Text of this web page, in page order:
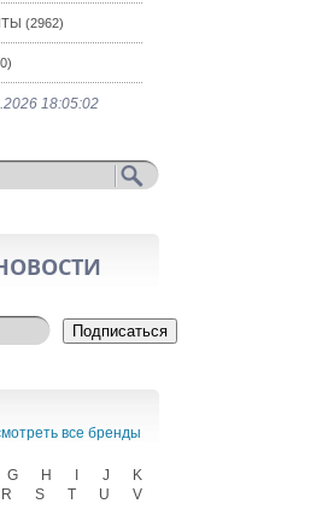
(2962)
18:05:02
Подписаться
все бренды
G H J
K
R S T U
V